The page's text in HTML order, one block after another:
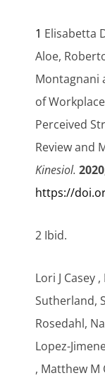
1 Elisabetta
Aloe,
Montagnani
of
Perceived
Review and
Kinesiol. 2020
https://
2 Ibid.
Lori J Casey ,
Sutherland,
Rosedahl,
Lopez-
, Matthew M